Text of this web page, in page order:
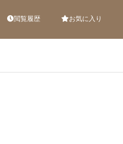
閲覧履歴 お気に入り